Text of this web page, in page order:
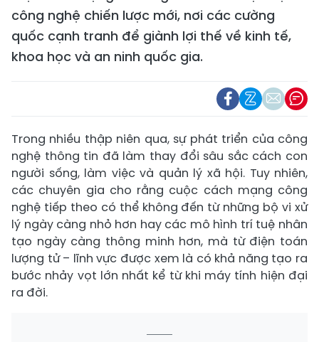
công nghệ chiến lược mới, nơi các cường
quốc cạnh tranh để giành lợi thế về kinh tế,
khoa học và an ninh quốc gia.
Trong nhiều thập niên qua, sự phát triển của công
nghệ thông tin đã làm thay đổi sâu sắc cách con
người sống, làm việc và quản lý xã hội. Tuy nhiên,
các chuyên gia cho rằng cuộc cách mạng công
nghệ tiếp theo có thể không đến từ những bộ vi xử
lý ngày càng nhỏ hơn hay các mô hình trí tuệ nhân
tạo ngày càng thông minh hơn, mà từ điện toán
lượng tử – lĩnh vực được xem là có khả năng tạo ra
bước nhảy vọt lớn nhất kể từ khi máy tính hiện đại
ra đời.